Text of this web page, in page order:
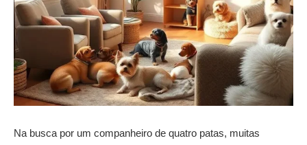
Na busca por um companheiro de quatro patas, muitas